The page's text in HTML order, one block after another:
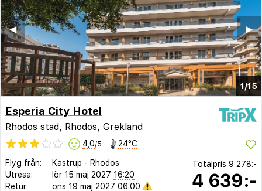
1/15
▶︎
◀︎
Esperia City Hotel
Rhodos stad, Rhodos, Grekland
4,0/5 24°C
Flyg från: Kastrup - Rhodos
Utresa:
lör 15 maj 2027 16:20
Retur:
ons 19 maj 2027 06:00
Totalpris 9 278:-
4 639:-